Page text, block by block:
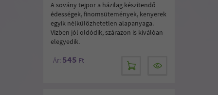
A sovány tejpor a házilag készítendő
édességek, finomsütemények, kenyerek
egyik nélkülözhetetlen alapanyaga.
Vízben jól oldódik, szárazon is kiválóan
elegyedik.
Ár: 545 Ft